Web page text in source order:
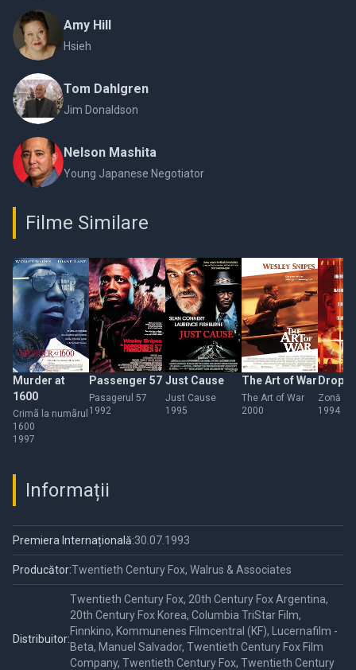
Amy Hill
Hsieh
Tom Dahlgren
Jim Donaldson
Nelson Mashita
Young Japanese Negotiator
Filme Similare
Murder at
1600
Crimã la numãrul
1600
1997
Passenger 57
Pasagerul 57
1992
Just Cause
Just Cause
1995
The Art of War
The Art of War
2000
Drop
Zonă
1994
Informații
Premiera Internațională:30.07.1993
Producător:Twentieth Century Fox, Walrus & Associates
Distribuitor:
Twentieth Century Fox, 20th Century Fox Argentina,
20th Century Fox Korea, Columbia TriStar Film,
Finnkino, Kommunenes Filmcentral (KF), Lucernafilm -
Beta, Manuel Salvador, Twentieth Century Fox Film
Company, Twentieth Century Fox, Twentieth Century